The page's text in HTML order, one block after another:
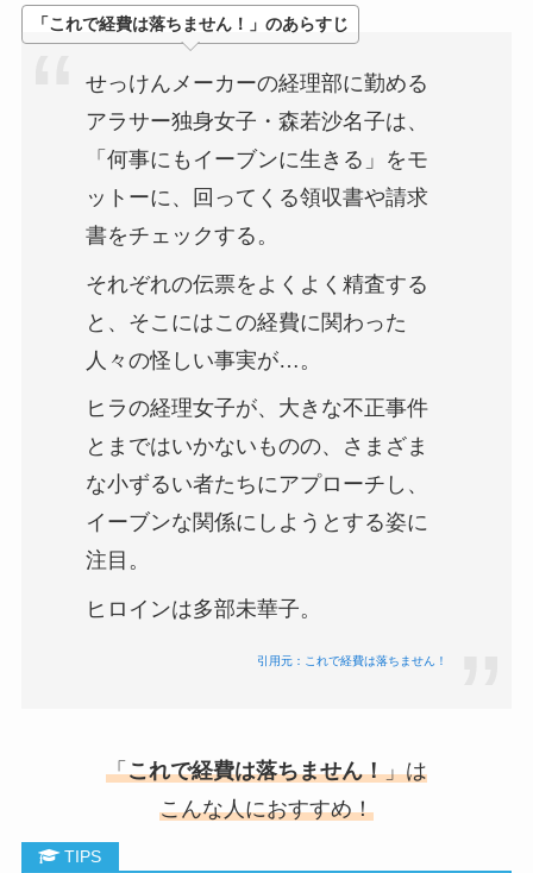
「これで経費は落ちません！」のあらすじ
せっけんメーカーの経理部に勤める
アラサー独身女子・森若沙名子は、
「何事にもイーブンに生きる」をモ
ットーに、回ってくる領収書や請求
書をチェックする。
それぞれの伝票をよくよく精査する
と、そこにはこの経費に関わった
人々の怪しい事実が…。
ヒラの経理女子が、大きな不正事件
とまではいかないものの、さまざま
な小ずるい者たちにアプローチし、
イーブンな関係にしようとする姿に
注目。
ヒロインは多部未華子。
引用元：これで経費は落ちません！
「これで経費は落ちません！」は
こんな人におすすめ！